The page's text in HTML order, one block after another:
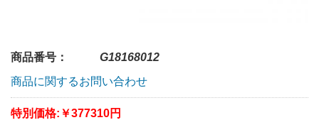
商品番号：
G18168012
商品に関するお問い合わせ
特別価格: ￥377310円